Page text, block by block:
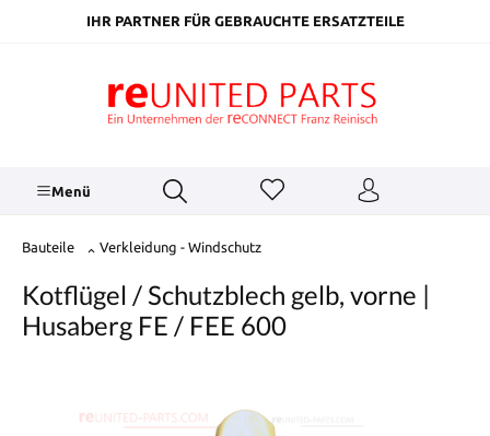
springenIHR PARTNER FÜR GEBRAUCHTE ERSATZTEILE
Menü
Bauteile Verkleidung - Windschutz
Kotflügel / Schutzblech gelb, vorne |
Husaberg FE / FEE 600